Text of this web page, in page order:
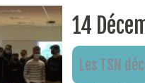
14
Les TSN